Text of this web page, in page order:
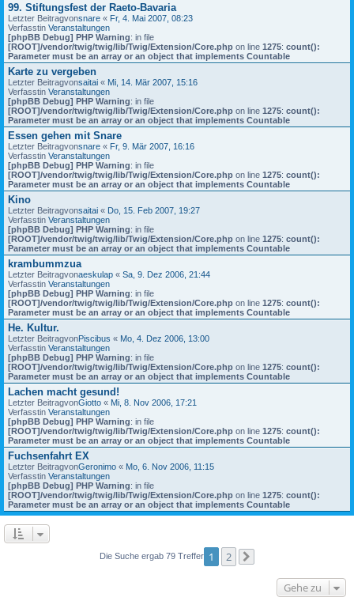
99. Stiftungsfest der Raeto-Bavaria
Letzter Beitragvonsnare « Fr, 4. Mai 2007, 08:23
Verfasstin Veranstaltungen
[phpBB Debug] PHP Warning: in file
[ROOT]/vendor/twig/twig/lib/Twig/Extension/Core.php on line 1275: count():
Parameter must be an array or an object that implements Countable
Karte zu vergeben
Letzter Beitragvonsaitai « Mi, 14. Mär 2007, 15:16
Verfasstin Veranstaltungen
[phpBB Debug] PHP Warning: in file
[ROOT]/vendor/twig/twig/lib/Twig/Extension/Core.php on line 1275: count():
Parameter must be an array or an object that implements Countable
Essen gehen mit Snare
Letzter Beitragvonsnare « Fr, 9. Mär 2007, 16:16
Verfasstin Veranstaltungen
[phpBB Debug] PHP Warning: in file
[ROOT]/vendor/twig/twig/lib/Twig/Extension/Core.php on line 1275: count():
Parameter must be an array or an object that implements Countable
Kino
Letzter Beitragvonsaitai « Do, 15. Feb 2007, 19:27
Verfasstin Veranstaltungen
[phpBB Debug] PHP Warning: in file
[ROOT]/vendor/twig/twig/lib/Twig/Extension/Core.php on line 1275: count():
Parameter must be an array or an object that implements Countable
krambummzua
Letzter Beitragvonaeskulap « Sa, 9. Dez 2006, 21:44
Verfasstin Veranstaltungen
[phpBB Debug] PHP Warning: in file
[ROOT]/vendor/twig/twig/lib/Twig/Extension/Core.php on line 1275: count():
Parameter must be an array or an object that implements Countable
He. Kultur.
Letzter BeitragvonPiscibus « Mo, 4. Dez 2006, 13:00
Verfasstin Veranstaltungen
[phpBB Debug] PHP Warning: in file
[ROOT]/vendor/twig/twig/lib/Twig/Extension/Core.php on line 1275: count():
Parameter must be an array or an object that implements Countable
Lachen macht gesund!
Letzter BeitragvonGiotto « Mi, 8. Nov 2006, 17:21
Verfasstin Veranstaltungen
[phpBB Debug] PHP Warning: in file
[ROOT]/vendor/twig/twig/lib/Twig/Extension/Core.php on line 1275: count():
Parameter must be an array or an object that implements Countable
Fuchsenfahrt EX
Letzter BeitragvonGeronimo « Mo, 6. Nov 2006, 11:15
Verfasstin Veranstaltungen
[phpBB Debug] PHP Warning: in file
[ROOT]/vendor/twig/twig/lib/Twig/Extension/Core.php on line 1275: count():
Parameter must be an array or an object that implements Countable
Die Suche ergab 79 Treffer 1 2
Gehe zu